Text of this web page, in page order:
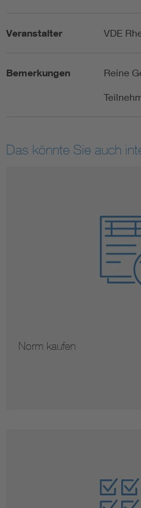
Veranstalter VDE
Bemerkungen Reine
Das könnte Sie auch
Norm kaufen